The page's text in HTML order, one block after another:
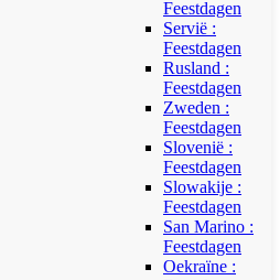
Feestdagen
Servië :
Feestdagen
Rusland :
Feestdagen
Zweden :
Feestdagen
Slovenië :
Feestdagen
Slowakije :
Feestdagen
San Marino :
Feestdagen
Oekraïne :